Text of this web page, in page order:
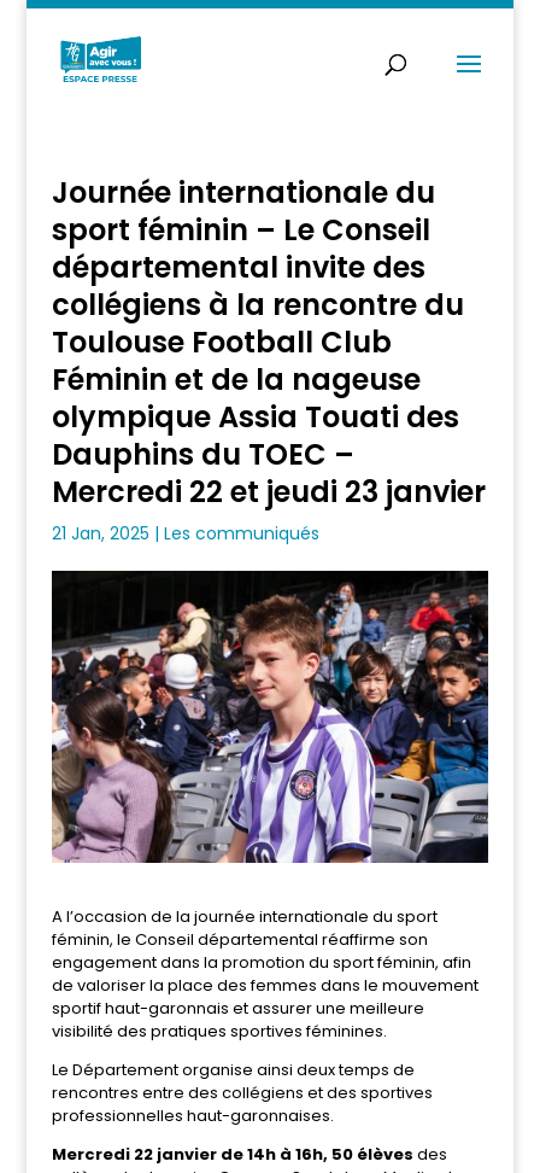
Journée internationale du
sport féminin – Le Conseil
départemental invite des
collégiens à la rencontre du
Toulouse Football Club
Féminin et de la nageuse
olympique Assia Touati des
Dauphins du TOEC –
Mercredi 22 et jeudi 23 janvier
21 Jan, 2025 | Les communiqués
A l’occasion de la journée internationale du sport
féminin, le Conseil départemental réaffirme son
engagement dans la promotion du sport féminin, afin
de valoriser la place des femmes dans le mouvement
sportif haut-garonnais et assurer une meilleure
visibilité des pratiques sportives féminines.
Le Département organise ainsi deux temps de
rencontres entre des collégiens et des sportives
professionnelles haut-garonnaises.
Mercredi 22 janvier de 14h à 16h, 50 élèves des